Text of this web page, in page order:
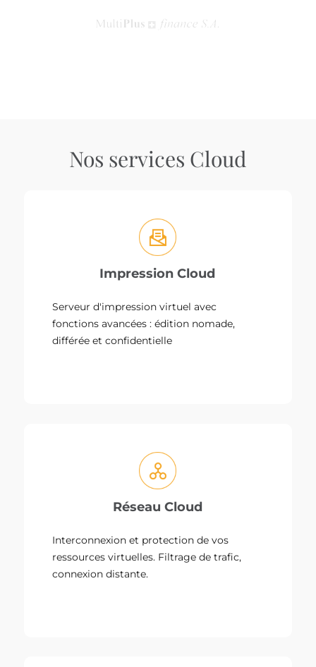
Nos services Cloud
Impression Cloud
Serveur d'impression virtuel avec
fonctions avancées : édition nomade,
différée et confidentielle
Réseau Cloud
Interconnexion et protection de vos
ressources virtuelles. Filtrage de trafic,
connexion distante.